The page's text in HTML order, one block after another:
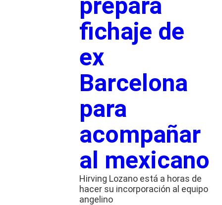
fichaje de
ex
Barcelona
para
acompañar
al mexicano
Hirving Lozano está a horas de
hacer su incorporación al equipo
angelino